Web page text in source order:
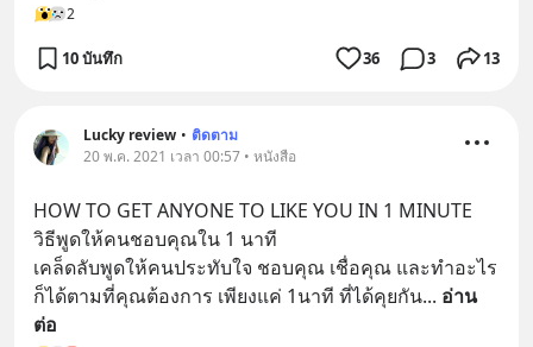
2
10 บันทึก 36 3 13
Lucky review • ติดตาม
20 พ.ค. 2021 เวลา 00:57 • หนังสือ
HOW TO GET ANYONE TO LIKE YOU IN 1 MINUTE
วิธีพูดให้คนชอบคุณใน 1 นาที
เคล็ดลับพูดให้คนประทับใจ ชอบคุณ เชื่อคุณ และทำอะไร
ก็ได้ตามที่คุณต้องการ เพียงแค่ 1นาที ที่ได้คุยกัน... อ่าน
ต่อ